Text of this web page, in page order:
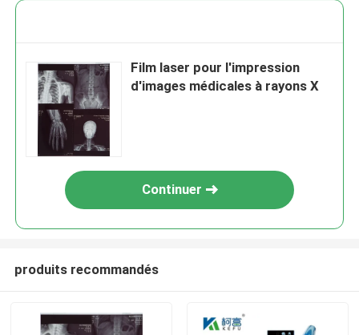
Film laser pour l'impression
d'images médicales à rayons X
Continuer
produits recommandés